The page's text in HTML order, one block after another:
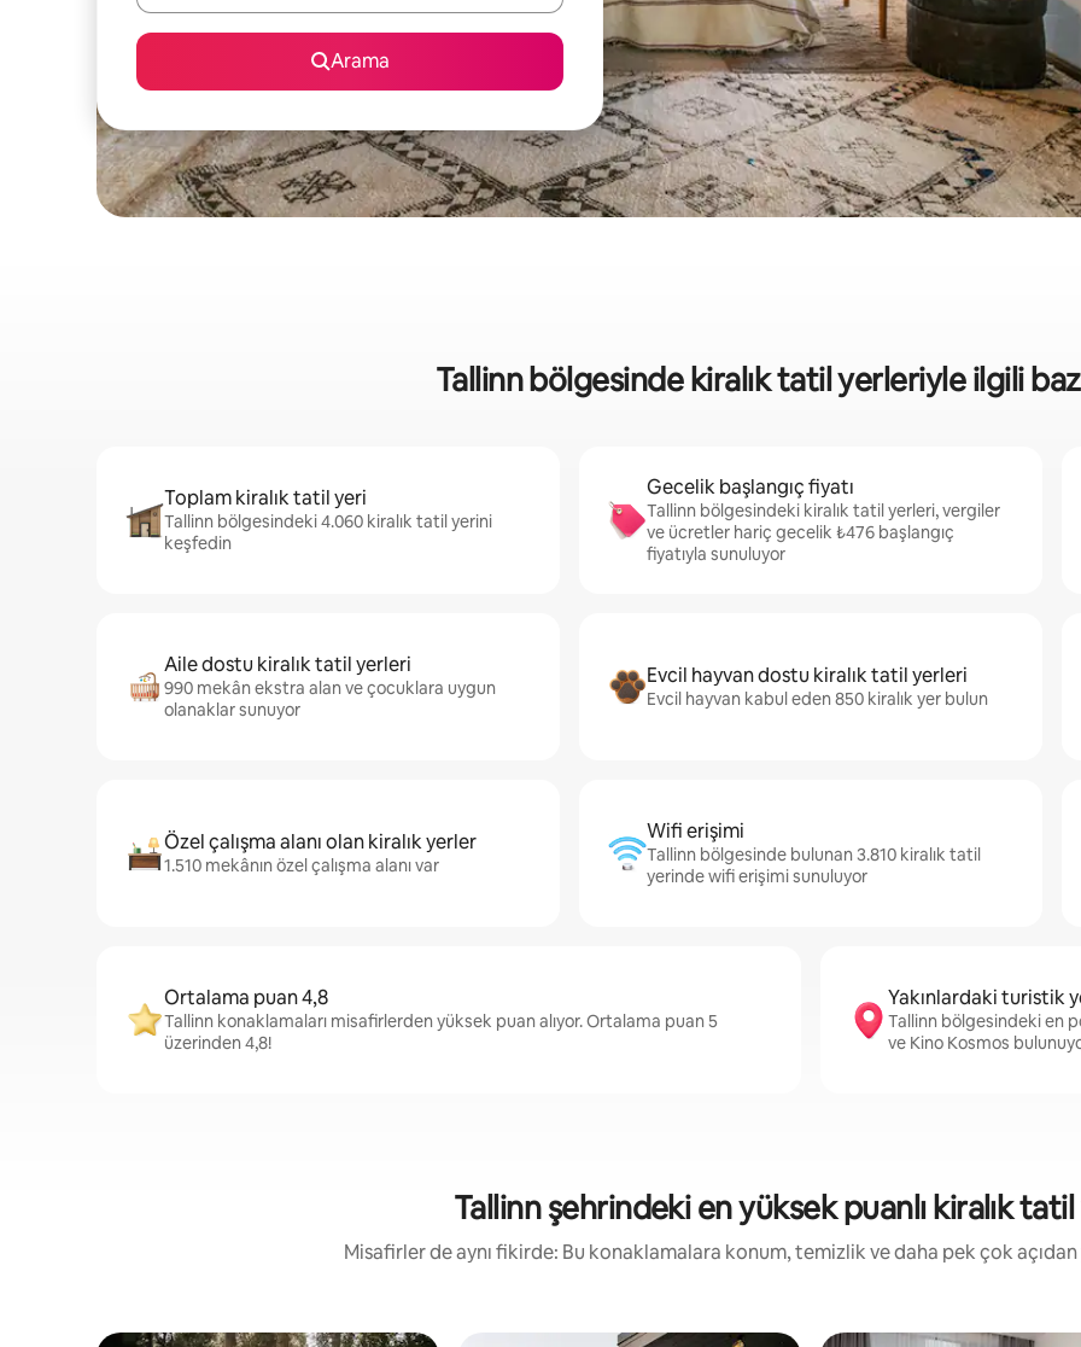
Arama
Tallinn bölgesinde kiralık tatil yerleriyle ilgili
Toplam kiralık tatil yeri
Tallinn bölgesindeki 4.060 kiralık tatil yerini
keşfedin
Gecelik başlangıç fiyatı
Tallinn bölgesindeki kiralık tatil yerleri, vergiler
ve ücretler hariç gecelik ₺476 başlangıç
fiyatıyla sunuluyor
Aile dostu kiralık tatil yerleri
990 mekân ekstra alan ve çocuklara uygun
olanaklar sunuyor
Evcil hayvan dostu kiralık tatil yerleri
Evcil hayvan kabul eden 850 kiralık yer bulun
Özel çalışma alanı olan kiralık yerler
1.510 mekânın özel çalışma alanı var
Wifi erişimi
Tallinn bölgesinde bulunan 3.810 kiralık tatil
yerinde wifi erişimi sunuluyor
Ortalama puan 4,8
Tallinn konaklamaları misafirlerden yüksek puan alıyor. Ortalama puan 5
üzerinden 4,8!
Yakınlardaki turistik
Tallinn bölgesindeki en
ve Kino Kosmos
Tallinn şehrindeki en yüksek puanlı kiralık
Misafirler de aynı fikirde: Bu konaklamalara konum, temizlik ve daha pek çok